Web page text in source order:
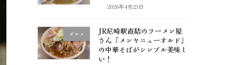
2026年4月23日
グルメ
JR尼崎駅直結のラーメン屋
さん『メンヤニューオルド』
の中華そばがシンプル美味し
い！